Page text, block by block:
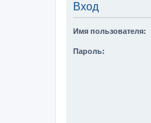
Вход
Имя пользователя:
Пароль: